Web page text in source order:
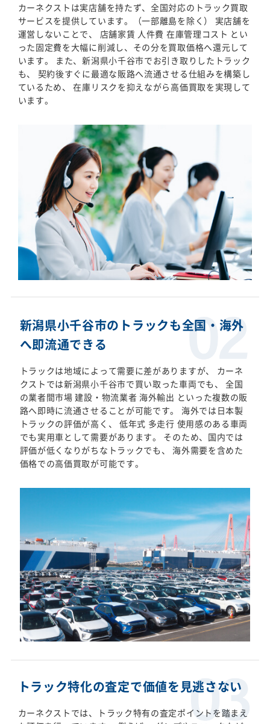
カーネクストは実店舗を持たず、全国対応のトラック買取
サービスを提供しています。（一部離島を除く） 実店舗を
運営しないことで、 店舗家賃 人件費 在庫管理コスト とい
った固定費を大幅に削減し、その分を買取価格へ還元して
います。 また、新潟県小千谷市でお引き取りしたトラック
も、 契約後すぐに最適な販路へ流通させる仕組みを構築し
ているため、 在庫リスクを抑えながら高価買取を実現して
います。
新潟県小千谷市のトラックも全国・海外
へ即流通できる
トラックは地域によって需要に差がありますが、 カーネ
クストでは新潟県小千谷市で買い取った車両でも、 全国
の業者間市場 建設・物流業者 海外輸出 といった複数の販
路へ即時に流通させることが可能です。 海外では日本製
トラックの評価が高く、 低年式 多走行 使用感のある車両
でも実用車として需要があります。 そのため、国内では
評価が低くなりがちなトラックでも、 海外需要を含めた
価格での高価買取が可能です。
トラック特化の査定で価値を見逃さない
カーネクストでは、トラック特有の査定ポイントを踏まえ